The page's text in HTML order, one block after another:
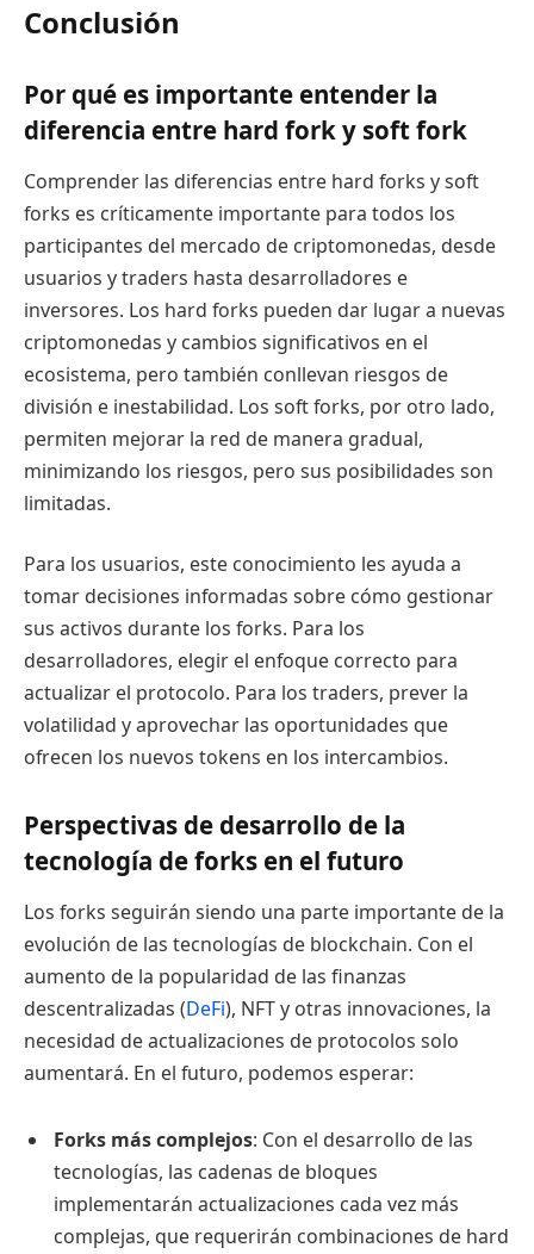
Conclusión
Por qué es importante entender la
diferencia entre hard fork y soft fork
Comprender las diferencias entre hard forks y soft
forks es críticamente importante para todos los
participantes del mercado de criptomonedas, desde
usuarios y traders hasta desarrolladores e
inversores. Los hard forks pueden dar lugar a nuevas
criptomonedas y cambios significativos en el
ecosistema, pero también conllevan riesgos de
división e inestabilidad. Los soft forks, por otro lado,
permiten mejorar la red de manera gradual,
minimizando los riesgos, pero sus posibilidades son
limitadas.
Para los usuarios, este conocimiento les ayuda a
tomar decisiones informadas sobre cómo gestionar
sus activos durante los forks. Para los
desarrolladores, elegir el enfoque correcto para
actualizar el protocolo. Para los traders, prever la
volatilidad y aprovechar las oportunidades que
ofrecen los nuevos tokens en los intercambios.
Perspectivas de desarrollo de la
tecnología de forks en el futuro
Los forks seguirán siendo una parte importante de la
evolución de las tecnologías de blockchain. Con el
aumento de la popularidad de las finanzas
descentralizadas (DeFi), NFT y otras innovaciones, la
necesidad de actualizaciones de protocolos solo
aumentará. En el futuro, podemos esperar:
Forks más complejos: Con el desarrollo de las
tecnologías, las cadenas de bloques
implementarán actualizaciones cada vez más
complejas, que requerirán combinaciones de hard